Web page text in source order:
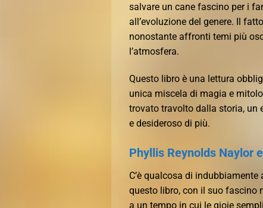
salvare un cane fascino per i
all’evoluzione del genere. Il
nonostante affronti temi più
l’atmosfera.
Questo libro è una lettura
unica miscela di magia e
trovato travolto dalla storia, un
e desideroso di più.
Phyllis Reynolds Naylor
C’è qualcosa di
questo libro, con il suo fascino
a un tempo in cui le gioie